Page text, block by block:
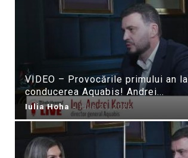
VIDEO – Provocările primului an la
conducerea Aquabis! Andrei...
Iulia Hoha - iulie 21, 2026